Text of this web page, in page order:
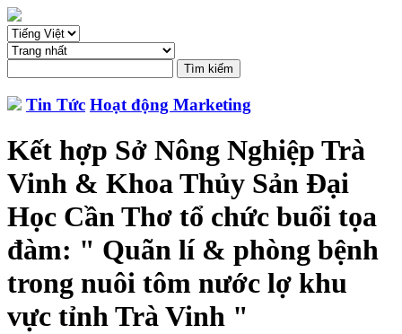
Tin Tức Hoạt động Marketing
Kết hợp Sở Nông Nghiệp Trà
Vinh & Khoa Thủy Sản Đại
Học Cần Thơ tổ chức buổi tọa
đàm: " Quãn lí & phòng bệnh
trong nuôi tôm nước lợ khu
vực tỉnh Trà Vinh "